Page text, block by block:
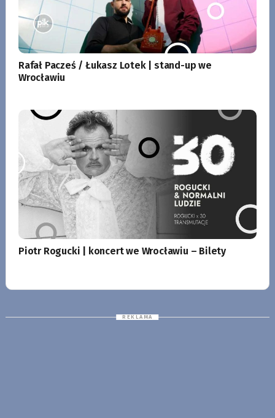
Rafał Pacześ / Łukasz Lotek | stand-up we
Wrocławiu
Piotr Rogucki | koncert we Wrocławiu – Bilety